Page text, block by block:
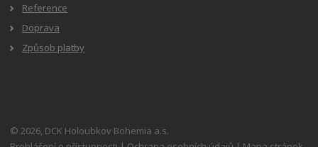
Reference
Doprava
Způsob platby
© 2026, DCK Holoubkov Bohemia a.s.